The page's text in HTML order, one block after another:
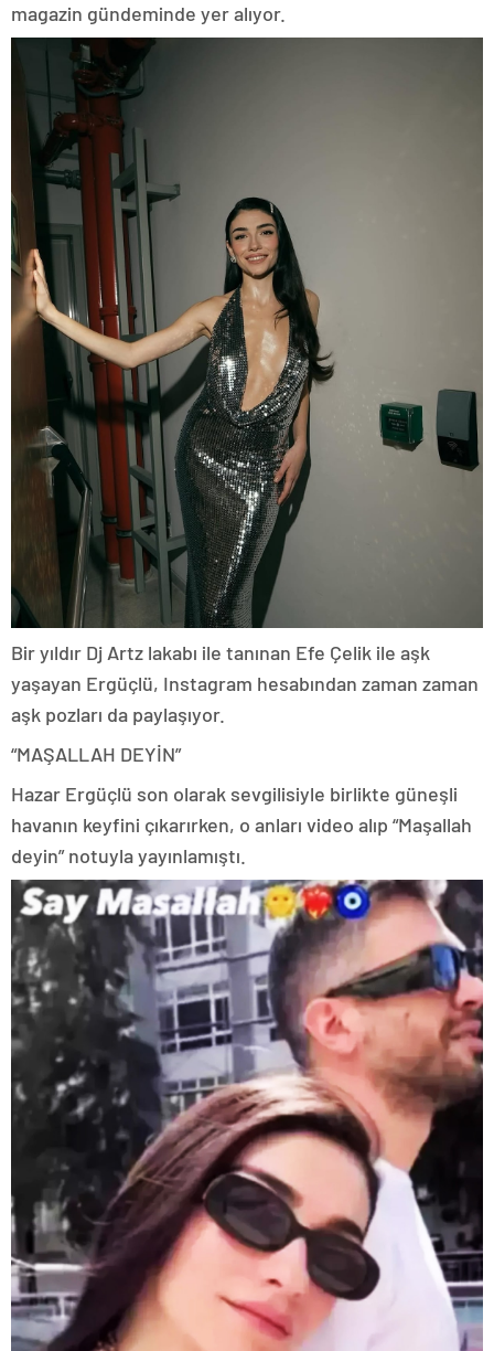
magazin gündeminde yer alıyor.
Bir yıldır Dj Artz lakabı ile tanınan Efe Çelik ile aşk
yaşayan Ergüçlü, Instagram hesabından zaman zaman
aşk pozları da paylaşıyor.
“MAŞALLAH DEYİN”
Hazar Ergüçlü son olarak sevgilisiyle birlikte güneşli
havanın keyfini çıkarırken, o anları video alıp “Maşallah
deyin” notuyla yayınlamıştı.